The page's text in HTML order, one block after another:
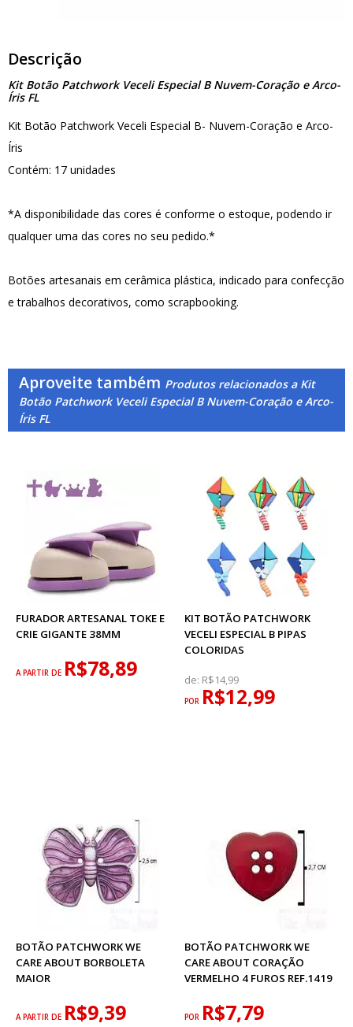
Descrição
Kit Botão Patchwork Veceli Especial B Nuvem-Coração e Arco-
Íris FL
Kit Botão Patchwork Veceli Especial B- Nuvem-Coração e Arco-
Íris
Contém: 17 unidades
*A disponibilidade das cores é conforme o estoque, podendo ir
qualquer uma das cores no seu pedido.*
Botões artesanais em cerâmica plástica, indicado para confecção
e trabalhos decorativos, como scrapbooking.
Aproveite também Produtos relacionados a Kit
Botão Patchwork Veceli Especial B Nuvem-Coração e Arco-
Íris FL
FURADOR ARTESANAL TOKE E
CRIE GIGANTE 38MM
A PARTIR DE R$78,89
KIT BOTÃO PATCHWORK
VECELI ESPECIAL B PIPAS
COLORIDAS
de: R$14,99
POR R$12,99
BOTÃO PATCHWORK WE
CARE ABOUT BORBOLETA
MAIOR
A PARTIR DE R$9,39
BOTÃO PATCHWORK WE
CARE ABOUT CORAÇÃO
VERMELHO 4 FUROS REF.1419
POR R$7,79